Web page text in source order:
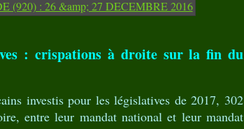
: crispations à droite sur la fin du
investis pour les législatives de 2017, 302
entre leur mandat national et leur mandat